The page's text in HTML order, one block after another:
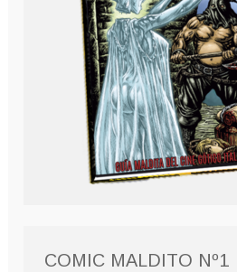
COMIC MALDITO Nº1